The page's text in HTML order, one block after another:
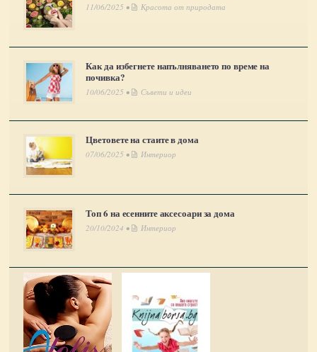
11/06/2025 • Красота от природата
Как да избегнете напълняването по време на
почивка?
10/06/2025 • Съвети и идеи
Цветовете на стаите в дома
07/06/2025 • Интериор
Топ 6 на есенните аксесоари за дома
20/10/2024 • Интериор